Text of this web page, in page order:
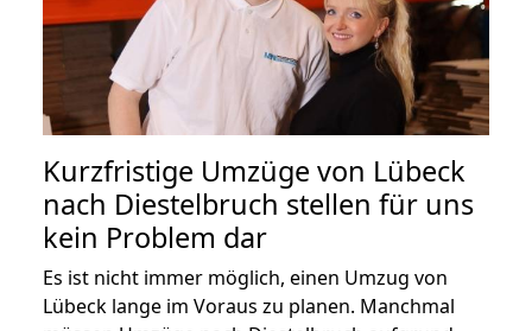
Kurzfristige Umzüge von Lübeck
nach Diestelbruch stellen für uns
kein Problem dar
Es ist nicht immer möglich, einen Umzug von
Lübeck lange im Voraus zu planen. Manchmal